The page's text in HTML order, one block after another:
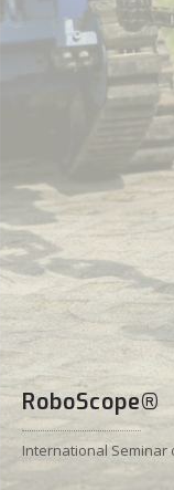
RoboScope®
International Seminar